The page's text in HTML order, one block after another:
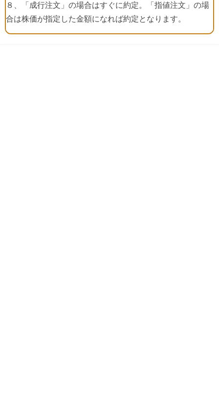
８、「成行注文」の場合はすぐに約定。「指値注文」の場
合は株価が指定した金額になれば約定となります。